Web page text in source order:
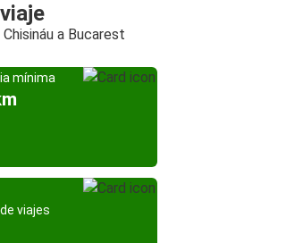
a Bucarest
mínima
viajes